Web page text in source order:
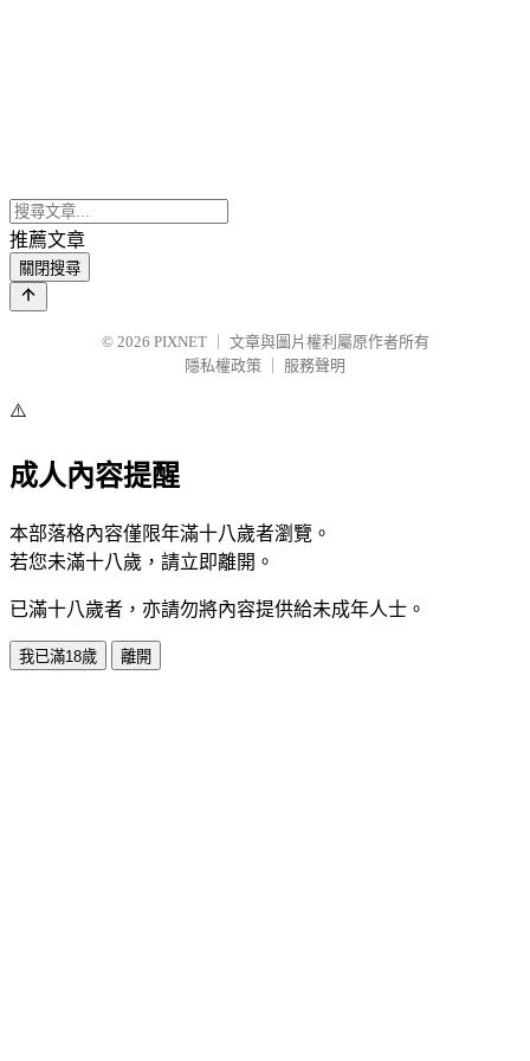
推薦文章
關閉搜尋
© 2026 PIXNET
文章與圖片權利屬原作者所有
隱私權政策
服務聲明
⚠️
成人內容提醒
本部落格內容僅限年滿十八歲者瀏覽。
若您未滿十八歲，請立即離開。
已滿十八歲者，亦請勿將內容提供給未成年人士。
我已滿18歲 離開